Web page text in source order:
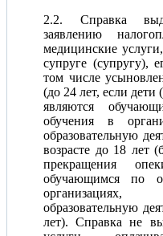
2.2. Справка
заявлению
медицинские
супруге (супругу),
том числе
(до 24 лет, если
являются
обучения в
образовательную
возрасте до 18 лет
прекращения
обучающимся по
образовательную
лет). Справка не